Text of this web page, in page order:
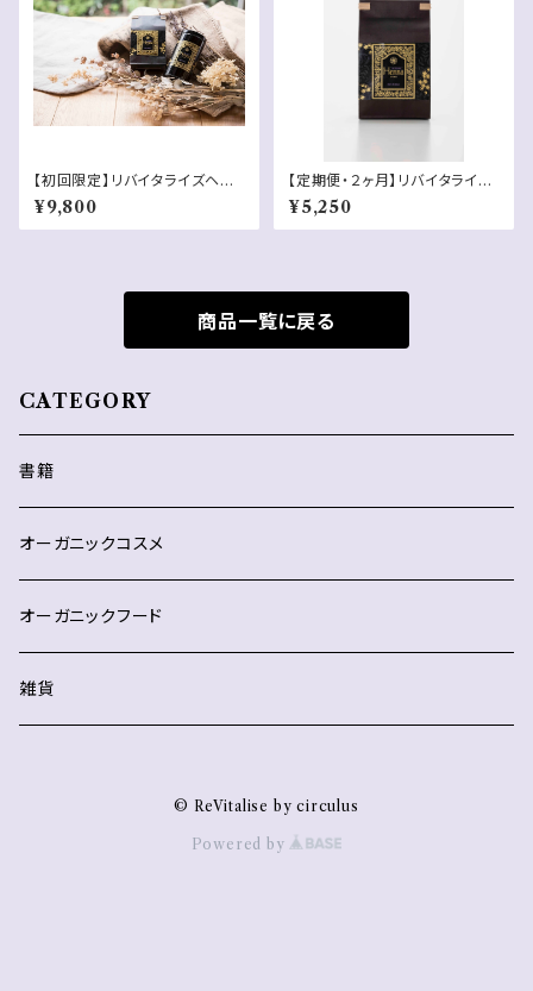
【初回限定】リバイタライズヘ
ナ 缶＋詰替用袋セット 150g
x2
¥9,800
【定期便・２ヶ月】リバイタライズ
ヘナ 詰替用
¥5,250
商品一覧に戻る
CATEGORY
書籍
オーガニックコスメ
オーガニックフード
雑貨
© ReVitalise by circulus
Powered by